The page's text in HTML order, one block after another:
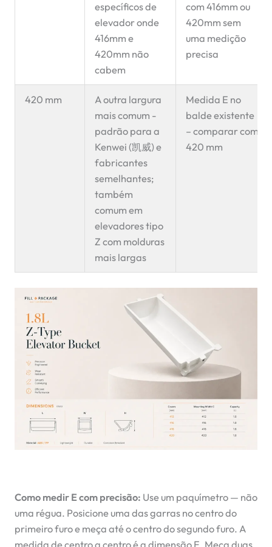
específicos de
elevador onde
416mm e
420mm não
cabem
com 416mm ou
420mm sem
uma medição
precisa
420 mm
A outra largura
mais comum -
padrão para a
Kenwei (凯威) e
fabricantes
semelhantes;
também
comum em
elevadores tipo
Z com molduras
mais largas
Medida E no
balde existente
– comparar com
420 mm
Como medir E com precisão: Use um paquímetro — não
uma régua. Posicione uma das garras no centro do
primeiro furo e meça até o centro do segundo furo. A